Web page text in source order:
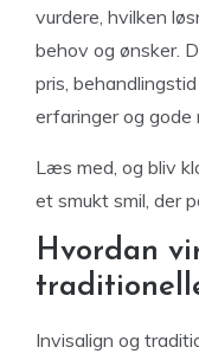
vurdere, hvilken
behov og ønsker.
pris,
erfaringer og gode
Læs med, og bliv
et smukt smil, der
Hvordan
Invisalign og